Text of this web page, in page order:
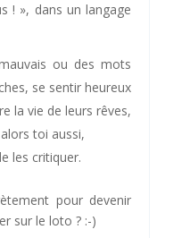
! », dans un langage
ou des mots
se sentir heureux
la vie de leurs rêves,
toi aussi,
les critiquer.
pour devenir
sur le loto ? :-)